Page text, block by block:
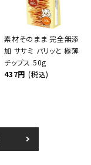
素材そのまま 完全無添
加 ササミ パリッと 極薄
チップス 50g
437円 (税込)